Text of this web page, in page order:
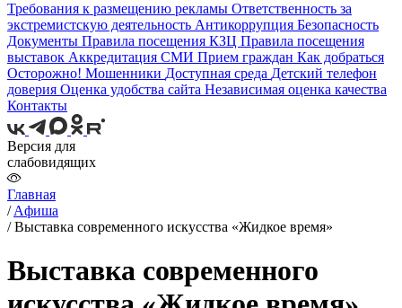
Требования к размещению рекламы Ответственность за
экстремистскую деятельность Антикоррупция Безопасность
Документы Правила посещения КЗЦ Правила посещения
выставок Аккредитация СМИ Прием граждан Как добраться
Осторожно! Мошенники Доступная среда Детский телефон
доверия Оценка удобства сайта Независимая оценка качества
Контакты
Версия для
слабовидящих
Главная
/Aфиша
/Выставка современного искусства «Жидкое время»
Выставка современного